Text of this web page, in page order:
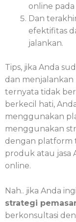
online
Dan
efektifitas
jalankan.
Tips, jika Anda
dan menjalankan
ternyata tidak
berkecil hati,
menggunakan
menggunakan
dengan platform
produk atau jasa
online.
Nah.. jika Anda
strategi
berkonsultasi